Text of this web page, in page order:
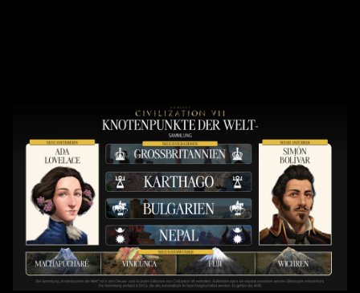
Indem du auf "Spielen"
klickst, stimmst du den
Datenschutzbestimmungen
von YouTubeund der
Übertragung von Daten an
die Google-Server zu.